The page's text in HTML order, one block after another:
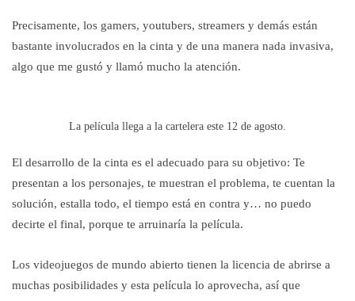
Precisamente, los gamers, youtubers, streamers y demás están
bastante involucrados en la cinta y de una manera nada invasiva,
algo que me gustó y llamó mucho la atención.
La película llega a la cartelera este 12 de agosto.
El desarrollo de la cinta es el adecuado para su objetivo: Te
presentan a los personajes, te muestran el problema, te cuentan la
solución, estalla todo, el tiempo está en contra y… no puedo
decirte el final, porque te arruinaría la película.
Los videojuegos de mundo abierto tienen la licencia de abrirse a
muchas posibilidades y esta película lo aprovecha, así que